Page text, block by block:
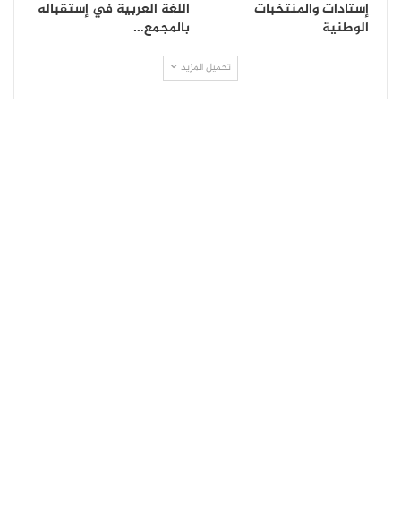
إستادات والمنتخبات
الوطنية
اللغة العربية في إستقباله
بالمجمع…
تحميل المزيد